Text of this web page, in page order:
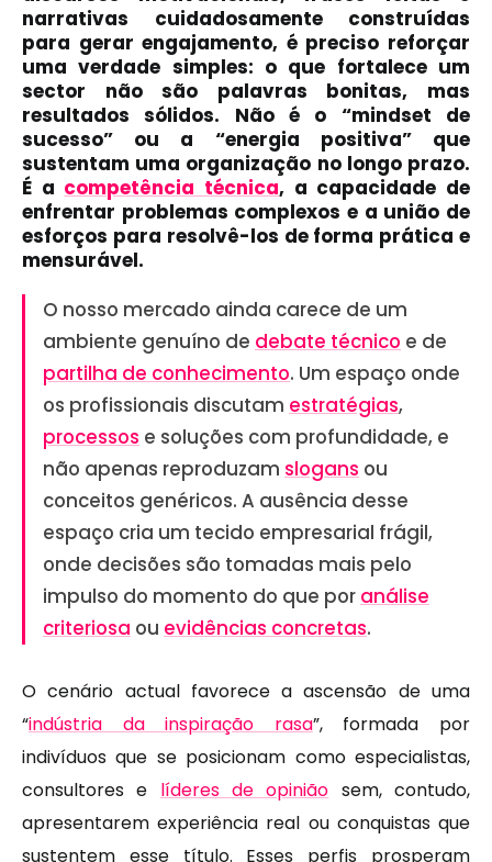
narrativas cuidadosamente construídas
para gerar engajamento, é preciso reforçar
uma verdade simples: o que fortalece um
sector não são palavras bonitas, mas
resultados sólidos. Não é o “mindset de
sucesso” ou a “energia positiva” que
sustentam uma organização no longo prazo.
É a competência técnica, a capacidade de
enfrentar problemas complexos e a união de
esforços para resolvê-los de forma prática e
mensurável.
O nosso mercado ainda carece de um
ambiente genuíno de debate técnico e de
partilha de conhecimento. Um espaço onde
os profissionais discutam estratégias,
processos e soluções com profundidade, e
não apenas reproduzam slogans ou
conceitos genéricos. A ausência desse
espaço cria um tecido empresarial frágil,
onde decisões são tomadas mais pelo
impulso do momento do que por análise
criteriosa ou evidências concretas.
O cenário actual favorece a ascensão de uma
“indústria da inspiração rasa”, formada por
indivíduos que se posicionam como especialistas,
consultores e líderes de opinião sem, contudo,
apresentarem experiência real ou conquistas que
sustentem esse título. Esses perfis prosperam